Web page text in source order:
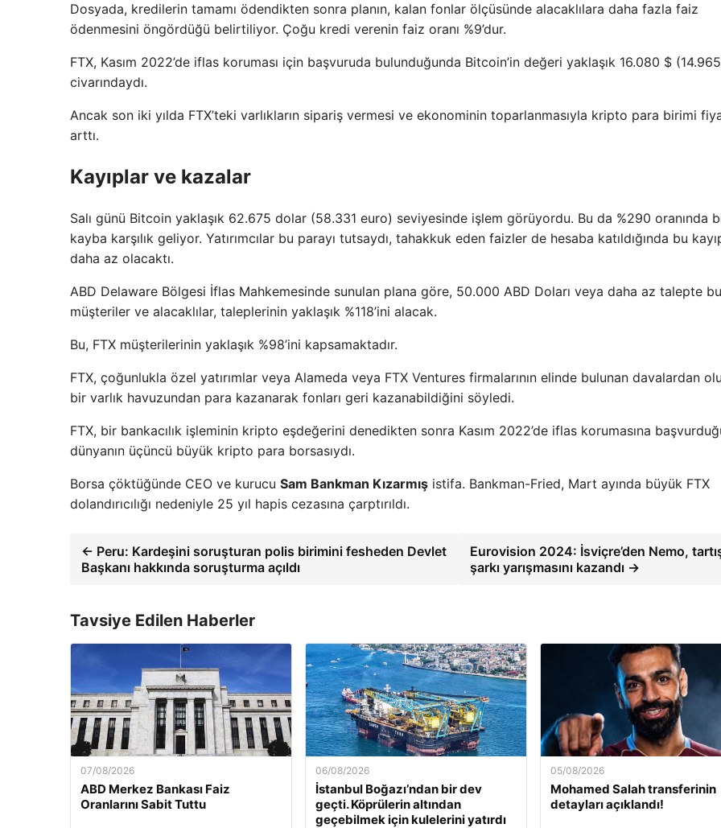
Dosyada, kredilerin tamamı ödendikten sonra planın, kalan fonlar ölçüsünde alacaklılara daha fazla faiz
ödenmesini öngördüğü belirtiliyor. Çoğu kredi verenin faiz oranı %9’dur.
FTX, Kasım 2022’de iflas koruması için başvuruda bulunduğunda Bitcoin’in değeri yaklaşık 16.080 $
civarındaydı.
Ancak son iki yılda FTX’teki varlıkların sipariş vermesi ve ekonominin toparlanmasıyla kripto para birimi
arttı.
Kayıplar ve kazalar
Salı günü Bitcoin yaklaşık 62.675 dolar (58.331 euro) seviyesinde işlem görüyordu. Bu da %290 oranında
kayba karşılık geliyor. Yatırımcılar bu parayı tutsaydı, tahakkuk eden faizler de hesaba katıldığında bu
daha az olacaktı.
ABD Delaware Bölgesi İflas Mahkemesinde sunulan plana göre, 50.000 ABD Doları veya daha az talepte
müşteriler ve alacaklılar, taleplerinin yaklaşık %118’ini alacak.
Bu, FTX müşterilerinin yaklaşık %98’ini kapsamaktadır.
FTX, çoğunlukla özel yatırımlar veya Alameda veya FTX Ventures firmalarının elinde bulunan davalardan
bir varlık havuzundan para kazanarak fonları geri kazanabildiğini söyledi.
FTX, bir bankacılık işleminin kripto eşdeğerini denedikten sonra Kasım 2022’de iflas korumasına
dünyanın üçüncü büyük kripto para borsasıydı.
Borsa çöktüğünde CEO ve kurucu Sam Bankman Kızarmış istifa. Bankman-Fried, Mart ayında büyük FTX
dolandırıcılığı nedeniyle 25 yıl hapis cezasına çarptırıldı.
← Peru: Kardeşini soruşturan polis birimini fesheden Devlet
Başkanı hakkında soruşturma açıldı
Eurovision 2024: İsviçre’den Nemo,
şarkı yarışmasını kazandı →
Tavsiye Edilen Haberler
07/08/2026
ABD Merkez Bankası Faiz
Oranlarını Sabit Tuttu
06/08/2026
İstanbul Boğazı’ndan bir dev
geçti. Köprülerin altından
geçebilmek için kulelerini yatırdı
05/08/2026
Mohamed Salah transferinin
detayları açıklandı!